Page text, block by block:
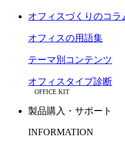
オフィスづくりのコラ
オフィスの用語集
テーマ別コンテンツ
オフィスタイプ診断
OFFICE KIT
製品購入・サポート
INFORMATION